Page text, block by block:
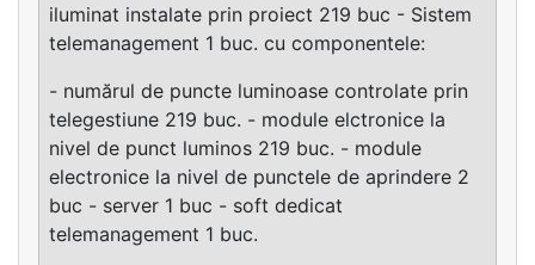
iluminat instalate prin proiect 219 buc - Sistem
telemanagement 1 buc. cu componentele:
- numărul de puncte luminoase controlate prin
telegestiune 219 buc. - module elctronice la
nivel de punct luminos 219 buc. - module
electronice la nivel de punctele de aprindere 2
buc - server 1 buc - soft dedicat
telemanagement 1 buc.